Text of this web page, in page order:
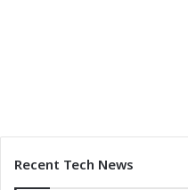
Recent Tech News